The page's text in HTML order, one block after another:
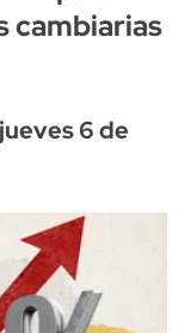
cambiarias
6 de